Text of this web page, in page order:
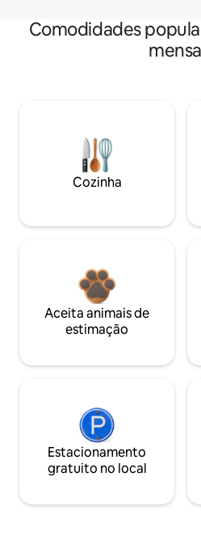
Comodidades
Cozinha
Aceita animais de
estimação
Estacionamento
gratuito no local